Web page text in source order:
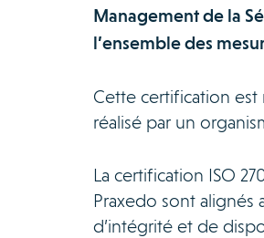
Management de la
l’ensemble des
Cette certification est
réalisé par un
La certification ISO
Praxedo sont
d’intégrité et de